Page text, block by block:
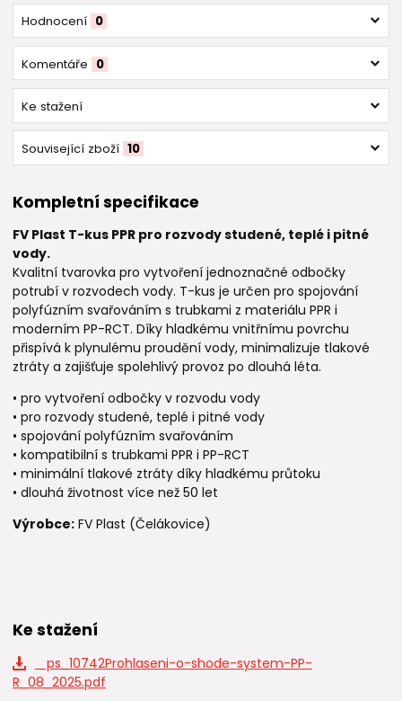
Hodnocení 0
Komentáře 0
Ke stažení
Související zboží 10
Kompletní specifikace
FV Plast T-kus PPR pro rozvody studené, teplé i pitné
vody.
Kvalitní tvarovka pro vytvoření jednoznačné odbočky
potrubí v rozvodech vody. T-kus je určen pro spojování
polyfúzním svařováním s trubkami z materiálu PPR i
moderním PP-RCT. Díky hladkému vnitřnímu povrchu
přispívá k plynulému proudění vody, minimalizuje tlakové
ztráty a zajišťuje spolehlivý provoz po dlouhá léta.
• pro vytvoření odbočky v rozvodu vody
• pro rozvody studené, teplé i pitné vody
• spojování polyfúzním svařováním
• kompatibilní s trubkami PPR i PP-RCT
• minimální tlakové ztráty díky hladkému průtoku
• dlouhá životnost více než 50 let
Výrobce: FV Plast (Čelákovice)
Ke stažení
_ps_10742Prohlaseni-o-shode-system-PP-
R_08_2025.pdf